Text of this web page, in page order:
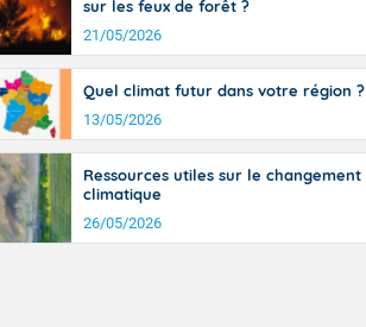
Rhône-
entrées
aux
du
peuvent
nord-
les rafales
et sur le
vallée
sur les feux de forêt ?
21/05/2026
Quel climat futur dans votre région ?
13/05/2026
Ressources utiles sur le changement
climatique
26/05/2026